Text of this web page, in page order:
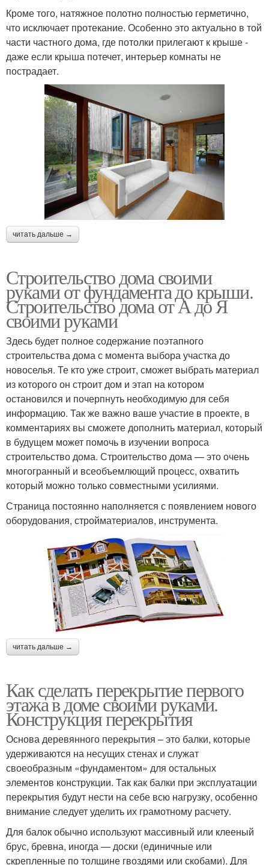
Кроме того, натяжное полотно полностью герметично,
что исключает протекание. Особенно это актуально в той
части частного дома, где потолки прилегают к крыше -
даже если крыша потечет, интерьер комнаты не
пострадает.
читать дальше →
Строительство дома своими
руками от фундамента до крыши.
Строительство дома от А до Я
своими руками
Здесь будет полное содержание поэтапного
строительства дома с момента выбора участка до
новоселья. Те кто уже строит, сможет выбрать материал
из которого он строит дом и этап на котором
остановился и почерпнуть необходимую для себя
информацию. Так же важно ваше участие в проекте, в
комментариях вы сможете дополнить материал, который
в будущем может помочь в изучении вопроса
строительство дома. Строительство дома — это очень
многогранный и всеобъемлющий процесс, охватить
который можно только совместными усилиями.
Страница постоянно наполняется с появлением нового
оборудования, стройматериалов, инструмента.
читать дальше →
Как сделать перекрытие первого
этажа в доме своими руками.
Конструкция перекрытия
Основа деревянного перекрытия – это балки, которые
удерживаются на несущих стенах и служат
своеобразным «фундаментом» для остальных
элементов конструкции. Так как балки при эксплуатации
перекрытия будут нести на себе всю нагрузку, особенно
внимание следует уделить их грамотному расчету.
Для балок обычно используют массивный или клееный
брус, бревна, иногда — доски (единичные или
скрепленные по толщине гвоздями или скобами). Для